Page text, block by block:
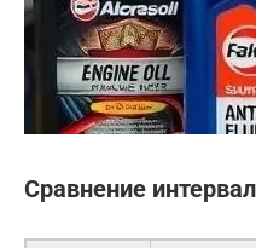
Сравнение